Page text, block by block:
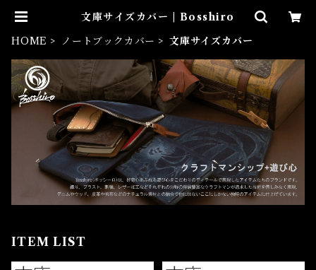
文庫サイズカバー | Bosshiro
HOME
ノートブックカバー 文庫サイズカバー
ITEM LIST